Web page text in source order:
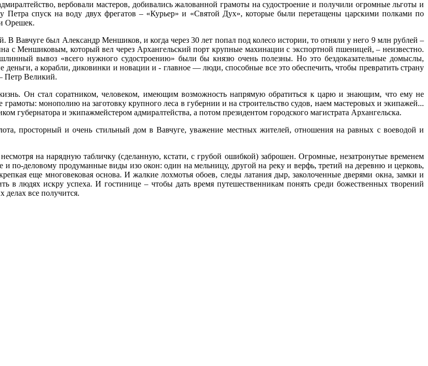
вербовали мастеров, добивались жалованной грамоты на судостроение и получили огромные льготы и
Петра спуск на воду двух фрегатов – «Курьер» и «Святой Дух», которые были перетащены царскими полками по
Орешек.
В Вавчуге был Александр Меншиков, и когда через 30 лет попал под колесо истории, то отняли у него 9 млн рублей –
с Меншиковым, который вел через Архангельский порт крупные махинации с экспортной пшеницей, – неизвестно.
вывоз «всего нужного судостроению» были бы князю очень полезны. Но это бездоказательные домыслы,
а корабли, диковинки и новации и - главное — люди, способные все это обеспечить, чтобы превратить страну
Петр Великий.
Он стал соратником, человеком, имеющим возможность напрямую обратиться к царю и знающим, что ему не
монополию на заготовку крупного леса в губернии и на строительство судов, наем мастеровых и экипажей...
и экипажмейстером адмиралтейства, а потом президентом городского магистрата Архангельска.
просторный и очень стильный дом в Вавчуге, уважение местных жителей, отношения на равных с воеводой и
на нарядную табличку (сделанную, кстати, с грубой ошибкой) заброшен. Огромные, незатронутые временем
и по-деловому продуманные виды изо окон: один на мельницу, другой на реку и верфь, третий на деревню и церковь,
еще многовековая основа. И жалкие лохмотья обоев, следы латания дыр, заколоченные дверями окна, замки и
в людях искру успеха. И гостинице – чтобы дать время путешественникам понять среди божественных творений
делах все получится.